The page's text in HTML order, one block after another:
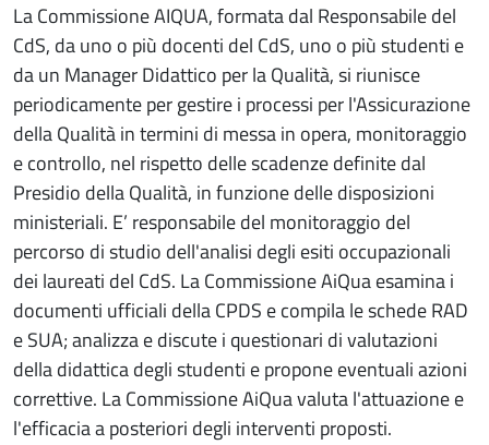
La Commissione AIQUA, formata dal Responsabile del
CdS, da uno o più docenti del CdS, uno o più studenti e
da un Manager Didattico per la Qualità, si riunisce
periodicamente per gestire i processi per l'Assicurazione
della Qualità in termini di messa in opera, monitoraggio
e controllo, nel rispetto delle scadenze definite dal
Presidio della Qualità, in funzione delle disposizioni
ministeriali. E’ responsabile del monitoraggio del
percorso di studio dell'analisi degli esiti occupazionali
dei laureati del CdS. La Commissione AiQua esamina i
documenti ufficiali della CPDS e compila le schede RAD
e SUA; analizza e discute i questionari di valutazioni
della didattica degli studenti e propone eventuali azioni
correttive. La Commissione AiQua valuta l'attuazione e
l'efficacia a posteriori degli interventi proposti.